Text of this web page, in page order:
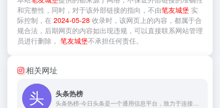
和完整性，同时，对于该外部链接的指向，不由笔友城堡 实
际控制，在 2024-05-28 收录时，该网页上的内容，都属于合
规合法，后期网页的内容如出现违规，可以直接联系网站管理
员进行删除， 笔友城堡不承担任何责任。
相关网址
头条热榜
头条热榜-今日头条是一个通用信息平台，致力于连接人与信息，让优质丰富的信息得到高效精准的分发，促使信息创造价值。